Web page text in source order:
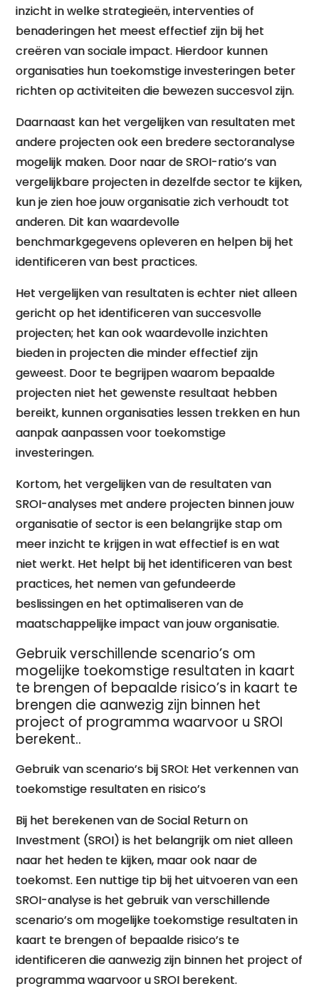
inzicht in welke strategieën, interventies of
benaderingen het meest effectief zijn bij het
creëren van sociale impact. Hierdoor kunnen
organisaties hun toekomstige investeringen beter
richten op activiteiten die bewezen succesvol zijn.
Daarnaast kan het vergelijken van resultaten met
andere projecten ook een bredere sectoranalyse
mogelijk maken. Door naar de SROI-ratio’s van
vergelijkbare projecten in dezelfde sector te kijken,
kun je zien hoe jouw organisatie zich verhoudt tot
anderen. Dit kan waardevolle
benchmarkgegevens opleveren en helpen bij het
identificeren van best practices.
Het vergelijken van resultaten is echter niet alleen
gericht op het identificeren van succesvolle
projecten; het kan ook waardevolle inzichten
bieden in projecten die minder effectief zijn
geweest. Door te begrijpen waarom bepaalde
projecten niet het gewenste resultaat hebben
bereikt, kunnen organisaties lessen trekken en hun
aanpak aanpassen voor toekomstige
investeringen.
Kortom, het vergelijken van de resultaten van
SROI-analyses met andere projecten binnen jouw
organisatie of sector is een belangrijke stap om
meer inzicht te krijgen in wat effectief is en wat
niet werkt. Het helpt bij het identificeren van best
practices, het nemen van gefundeerde
beslissingen en het optimaliseren van de
maatschappelijke impact van jouw organisatie.
Gebruik verschillende scenario’s om
mogelijke toekomstige resultaten in kaart
te brengen of bepaalde risico’s in kaart te
brengen die aanwezig zijn binnen het
project of programma waarvoor u SROI
berekent..
Gebruik van scenario’s bij SROI: Het verkennen van
toekomstige resultaten en risico’s
Bij het berekenen van de Social Return on
Investment (SROI) is het belangrijk om niet alleen
naar het heden te kijken, maar ook naar de
toekomst. Een nuttige tip bij het uitvoeren van een
SROI-analyse is het gebruik van verschillende
scenario’s om mogelijke toekomstige resultaten in
kaart te brengen of bepaalde risico’s te
identificeren die aanwezig zijn binnen het project of
programma waarvoor u SROI berekent.